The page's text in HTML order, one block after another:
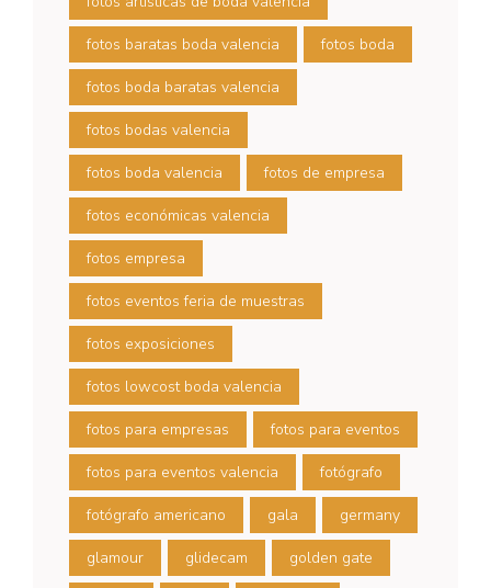
fotos baratas boda valencia fotos boda
fotos boda baratas valencia
fotos bodas valencia
fotos boda valencia fotos de empresa
fotos económicas valencia
fotos empresa
fotos eventos feria de muestras
fotos exposiciones
fotos lowcost boda valencia
fotos para empresas fotos para eventos
fotos para eventos valencia fotógrafo
fotógrafo americano gala germany
glamour glidecam golden gate